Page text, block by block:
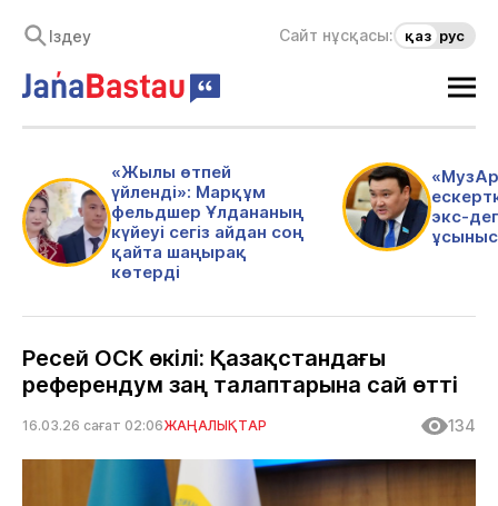
Сайт нұсқасы: қаз рус
«Жылы өтпей
үйленді»: Марқұм
фельдшер Ұлдананың
күйеуі сегіз айдан соң
қайта шаңырақ
көтерді
экс-
Ресей ОСК өкілі: Қазақстандағы
референдум заң талаптарына сай өтті
16.03.26 сағат 02:06ЖАҢАЛЫҚТАР 134